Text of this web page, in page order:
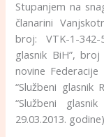
Stupanjem na
članarini
broj: VTK-1-
glasnik BiH”, broj
novine
“Službeni glasnik
“Službeni
29.03.2013.